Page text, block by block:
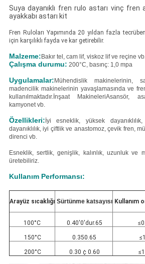
Suya dayanıklı fren rulo astarı vinç fren
ayakkabı astarı kit
Fren Ruloları Yapımında 20 yıldan fazla
için karşılıklı fayda ve kar getirebilir.
Malzeme: Bakır tel, cam lif, viskoz lif ve reçine
Çalışma durumu: 200°C, basınç: 1,0 mpa
Uygulamalar: Mühendislik makinelerinin,
madencilik makinelerinin yavaşlamasında ve
kullanılmaktadır.İnşaat MakineleriAsansör,
kamyonet vb.
Özellikleri: İyi esneklik, yüksek dayanıklılık,
dayanıklılık, iyi çiftlik ve anastomoz, çevik fren,
direnci vb.
Esneklik, sertlik, genişlik, kalınlık, uzunluk ve
üretebiliriz.
Kullanım Performansı:
Arayüz sıcaklığı Sürtünme katsayısı Kullanım
100°C 0.40'0'dur.65
150°C 0.350.65
200°C 0.30 ¢ 0.60